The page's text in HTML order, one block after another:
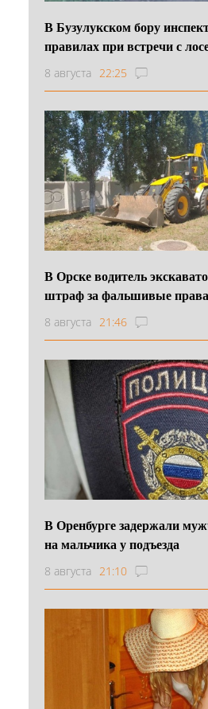
В Бузулукском бору
правилах при встречи с
8 августа 22:25
В Орске водитель
штраф за фальшивые права
8 августа 21:46
В Оренбурге задержали
на мальчика у подъезда
8 августа 21:10